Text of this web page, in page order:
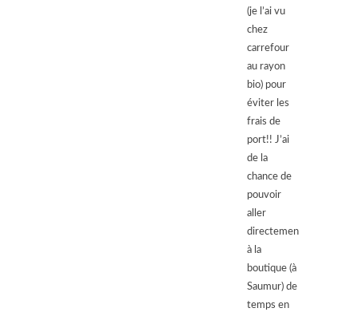
(je l’ai vu
chez
carrefour
au rayon
bio) pour
éviter les
frais de
port!! J’ai
de la
chance de
pouvoir
aller
directement
à la
boutique (à
Saumur) de
temps en